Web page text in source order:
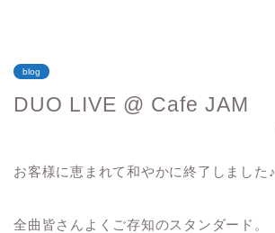
blog
DUO LIVE @ Cafe JAM
お客様に恵まれて和やかに終了しました♪
全曲皆さんよくご存知のスタンダード。